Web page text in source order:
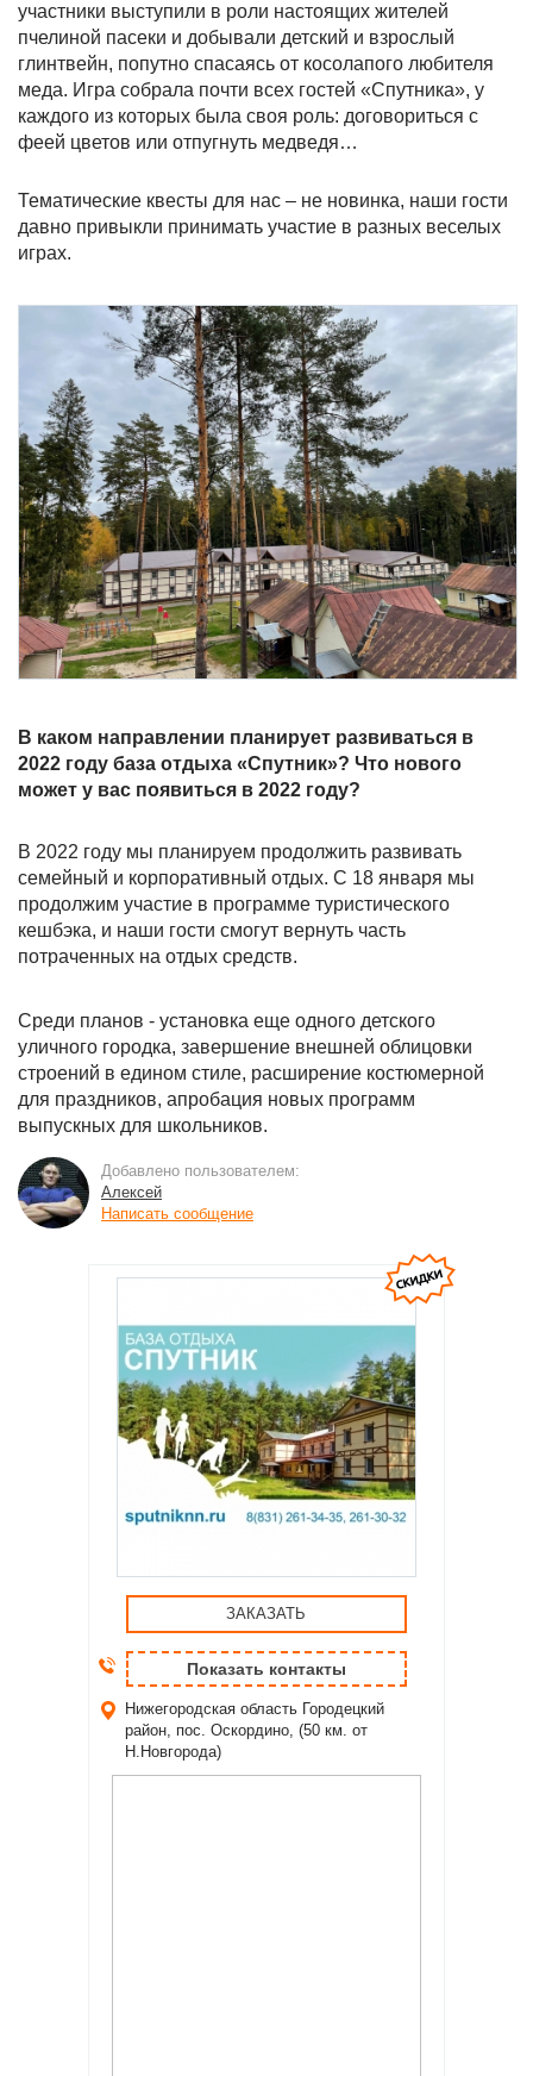
участники выступили в роли настоящих жителей
пчелиной пасеки и добывали детский и взрослый
глинтвейн, попутно спасаясь от косолапого любителя
меда. Игра собрала почти всех гостей «Спутника», у
каждого из которых была своя роль: договориться с
феей цветов или отпугнуть медведя…
Тематические квесты для нас – не новинка, наши гости
давно привыкли принимать участие в разных веселых
играх.
В каком направлении планирует развиваться в
2022 году база отдыха «Спутник»? Что нового
может у вас появиться в 2022 году?
В 2022 году мы планируем продолжить развивать
семейный и корпоративный отдых. С 18 января мы
продолжим участие в программе туристического
кешбэка, и наши гости смогут вернуть часть
потраченных на отдых средств.
Среди планов - установка еще одного детского
уличного городка, завершение внешней облицовки
строений в едином стиле, расширение костюмерной
для праздников, апробация новых программ
выпускных для школьников.
Добавлено пользователем:
Алексей
Написать сообщение
ЗАКАЗАТЬ
Показать контакты
Нижегородская область Городецкий
район, пос. Оскордино, (50 км. от
Н.Новгорода)